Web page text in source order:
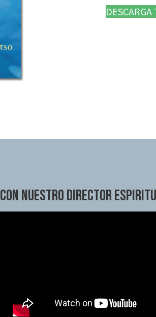
CON NUESTRO DIRECTOR